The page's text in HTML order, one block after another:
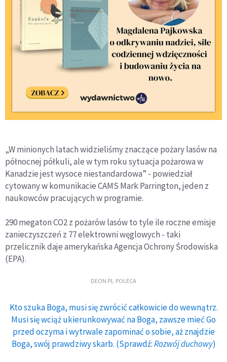
„W minionych latach widzieliśmy znaczące pożary lasów na
północnej półkuli, ale w tym roku sytuacja pożarowa w
Kanadzie jest wysoce niestandardowa” - powiedział
cytowany w komunikacie CAMS Mark Parrington, jeden z
naukowców pracujących w programie.
290 megaton CO2 z pożarów lasów to tyle ile roczne emisje
zanieczyszczeń z 77 elektrowni węglowych - taki
przelicznik daje amerykańska Agencja Ochrony Środowiska
(EPA).
DEON.PL POLECA
Kto szuka Boga, musi się zwrócić całkowicie do wewnątrz.
Musi się wciąż ukierunkowywać na Boga, zawsze mieć Go
przed oczyma i wytrwale zapominać o sobie, aż znajdzie
Boga, swój prawdziwy skarb. (Sprawdź:Rozwój duchowy)